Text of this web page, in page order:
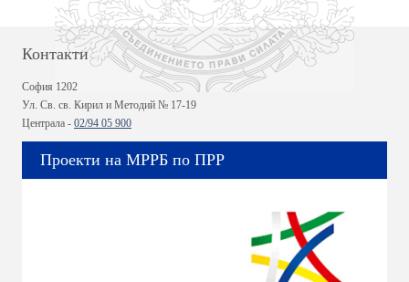
Контакти
София 1202
Ул. Св. св. Кирил и Методий № 17-19
Централа - 02/94 05 900
Проекти на МРРБ по ПРР